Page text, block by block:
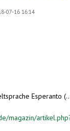
07-16 16:14
Esperanto
magazin/